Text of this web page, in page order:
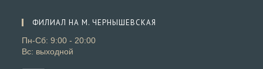
вкладке
ФИЛИАЛ НА М. ЧЕРНЫШЕВСКАЯ
Пн-Сб: 9:00 - 20:00
Вс: выходной